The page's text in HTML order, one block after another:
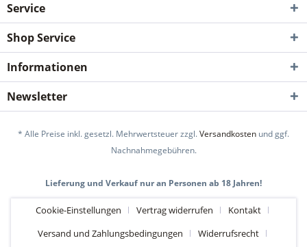
Service
Shop Service
Informationen
Newsletter
* Alle Preise inkl. gesetzl. Mehrwertsteuer zzgl.Versandkosten und ggf.
Nachnahmegebühren.
Lieferung und Verkauf nur an Personen ab 18 Jahren!
Cookie-Einstellungen Vertrag widerrufen
Kontakt
Versand und Zahlungsbedingungen
Widerrufsrecht